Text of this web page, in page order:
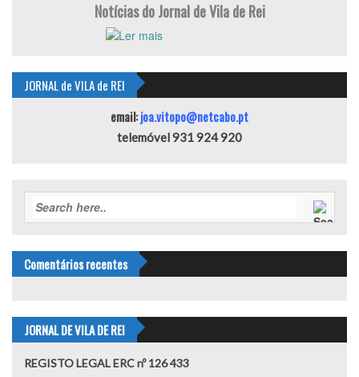
Notícias do Jornal de Vila de Rei
JORNAL de VILA de REI
email:joa.vitopo@netcabo.pt
telemóvel 931 924 920
Comentários recentes
JORNAL DE VILA DE REI
REGISTO LEGAL ERC nº 126 433